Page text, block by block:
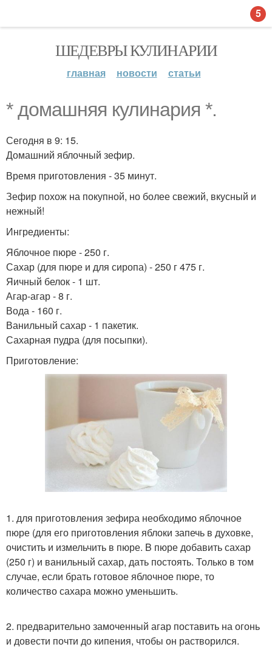
ШЕДЕВРЫ КУЛИНАРИИ
главная новости статьи
* домашняя кулинария *.
Сегодня в 9: 15.
Домашний яблочный зефир.
Время приготовления - 35 минут.
Зефир похож на покупной, но более свежий, вкусный и
нежный!
Ингредиенты:
Яблочное пюре - 250 г.
Сахар (для пюре и для сиропа) - 250 г 475 г.
Яичный белок - 1 шт.
Агар-агар - 8 г.
Вода - 160 г.
Ванильный сахар - 1 пакетик.
Сахарная пудра (для посыпки).
Приготовление:
1. для приготовления зефира необходимо яблочное
пюре (для его приготовления яблоки запечь в духовке,
очистить и измельчить в пюре. B пюре добавить сахар
(250 г) и ванильный сахар, дать постоять. Только в том
случае, если брать готовое яблочное пюре, то
количество сахара можно уменьшить.
2. предварительно замоченный агар поставить на огонь
и довести почти до кипения, чтобы он растворился.
5